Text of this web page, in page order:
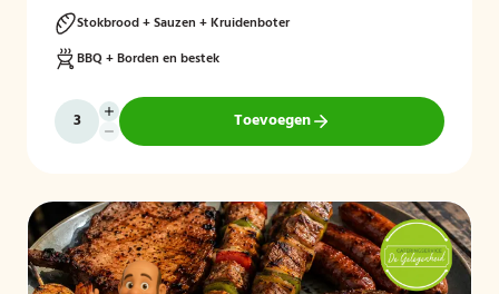
Stokbrood + Sauzen + Kruidenboter
BBQ + Borden en bestek
Toevoegen